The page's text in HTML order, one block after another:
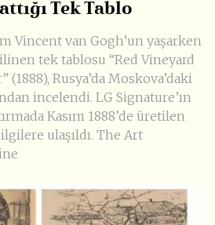
Tek Tablo
Vincent van Gogh’un yaşarken
tek tablosu “Red Vineyard
Rusya’da Moskova’daki
incelendi. LG Signature’ın
Kasım 1888’de üretilen
ulaşıldı. The Art